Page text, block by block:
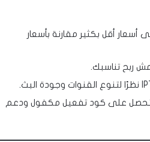
أقل بكثير مقارنة بأسعار
ربح تناسبك.
على كود تفعيل مكفول ودعم